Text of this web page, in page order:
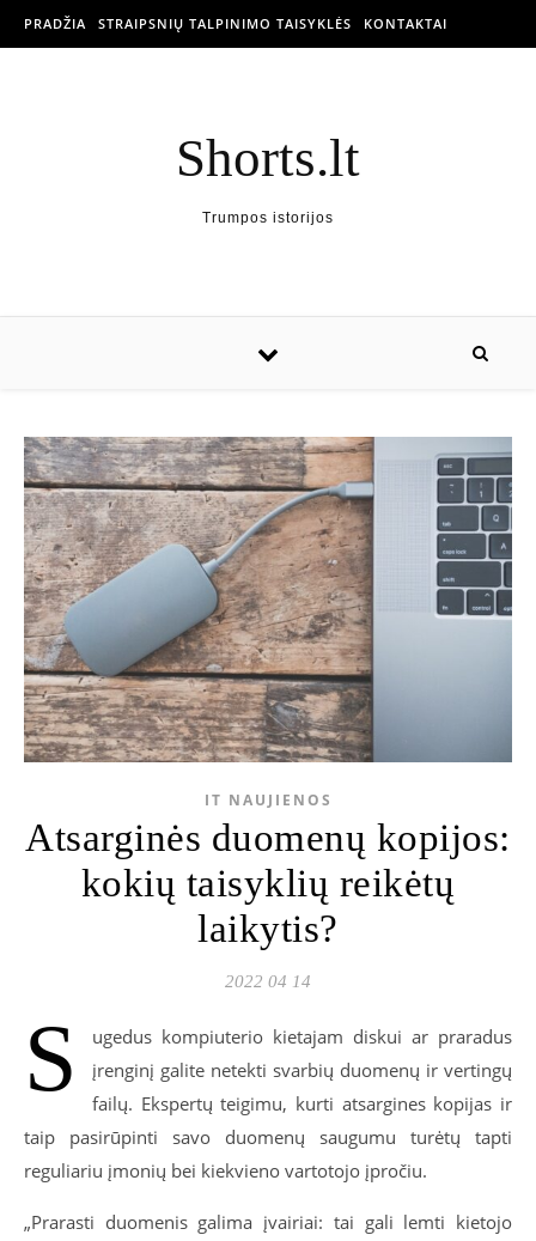
PRADŽIA STRAIPSNIŲ TALPINIMO TAISYKLĖS KONTAKTAI
Shorts.lt
Trumpos istorijos
IT NAUJIENOS
Atsarginės duomenų kopijos:
kokių taisyklių reikėtų
laikytis?
2022 04 14
S
ugedus kompiuterio kietajam diskui ar praradus
įrenginį galite netekti svarbių duomenų ir vertingų
failų. Ekspertų teigimu, kurti atsargines kopijas ir
taip pasirūpinti savo duomenų saugumu turėtų tapti
reguliariu įmonių bei kiekvieno vartotojo įpročiu.
„Prarasti duomenis galima įvairiai: tai gali lemti kietojo